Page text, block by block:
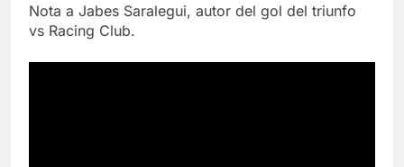
Nota a Jabes Saralegui, autor del gol del triunfo
vs Racing Club.